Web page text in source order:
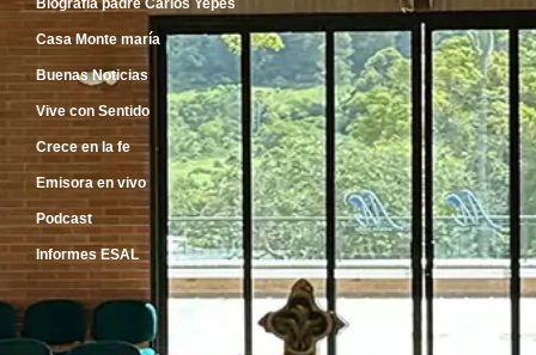
Casa Monte maría
Buenas Noticias
Vive con Sentido
Crece en la fe
Emisora en vivo
Podcast
Informes ESAL